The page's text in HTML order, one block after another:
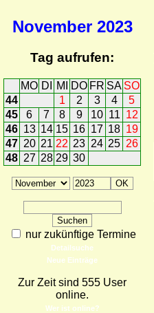
November 2023
Tag aufrufen:
MO DI MI DO FR SA SO
44
1 2 3 4
5
45
6 7 8 9 10 11 12
46 13 14 15 16 17 18 19
47 20 21 22 23 24 25 26
48 27 28 29 30
nur zukünftige Termine
Detailsuche
Neue Einträge
Zur Zeit sind 555 User
online.
Wer ist online?